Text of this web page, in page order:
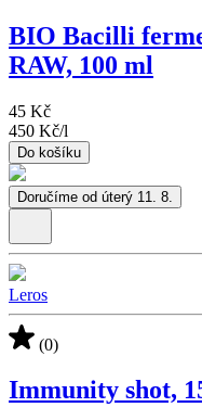
BIO Bacilli
RAW, 100 ml
45 Kč
450 Kč/l
Do košíku
Doručíme od úterý 11. 8.
Leros
(0)
Immunity shot,